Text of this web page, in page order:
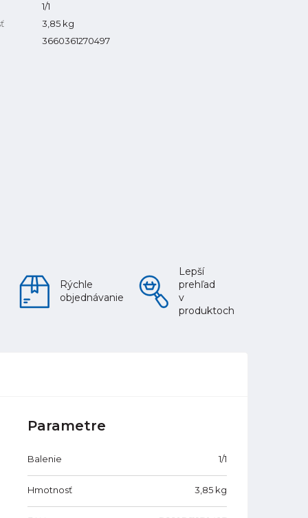
1/1
3,85 kg
3660361270497
Rýchle
objednávanie
Lepší
prehľad
v
produktoch
Parametre
Balenie 1/1
Hmotnosť 3,85 kg